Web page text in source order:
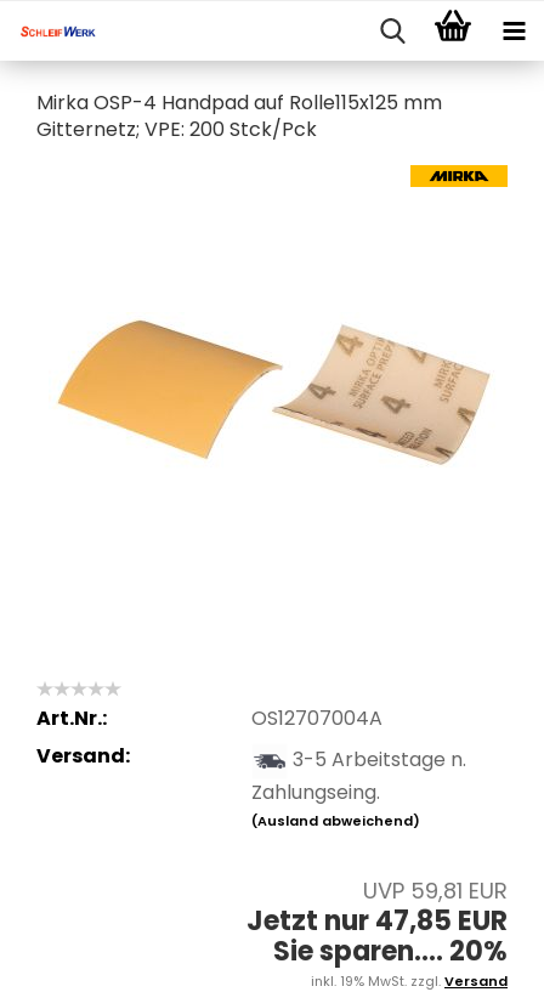
Mirka OSP-4 Handpad auf Rolle115x125 mm
Gitternetz; VPE: 200 Stck/Pck
Art.Nr.:
OS12707004A
Versand:
3-5 Arbeitstage n.
Zahlungseing.
(Ausland abweichend)
UVP 59,81 EUR
Jetzt nur 47,85 EUR
Sie sparen.... 20%
inkl. 19% MwSt. zzgl.Versand